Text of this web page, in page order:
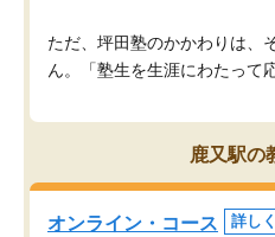
ただ、坪田塾のかかわりは、
ん。「塾生を生涯にわたって応
鹿又駅の
オンライン・コース 詳し